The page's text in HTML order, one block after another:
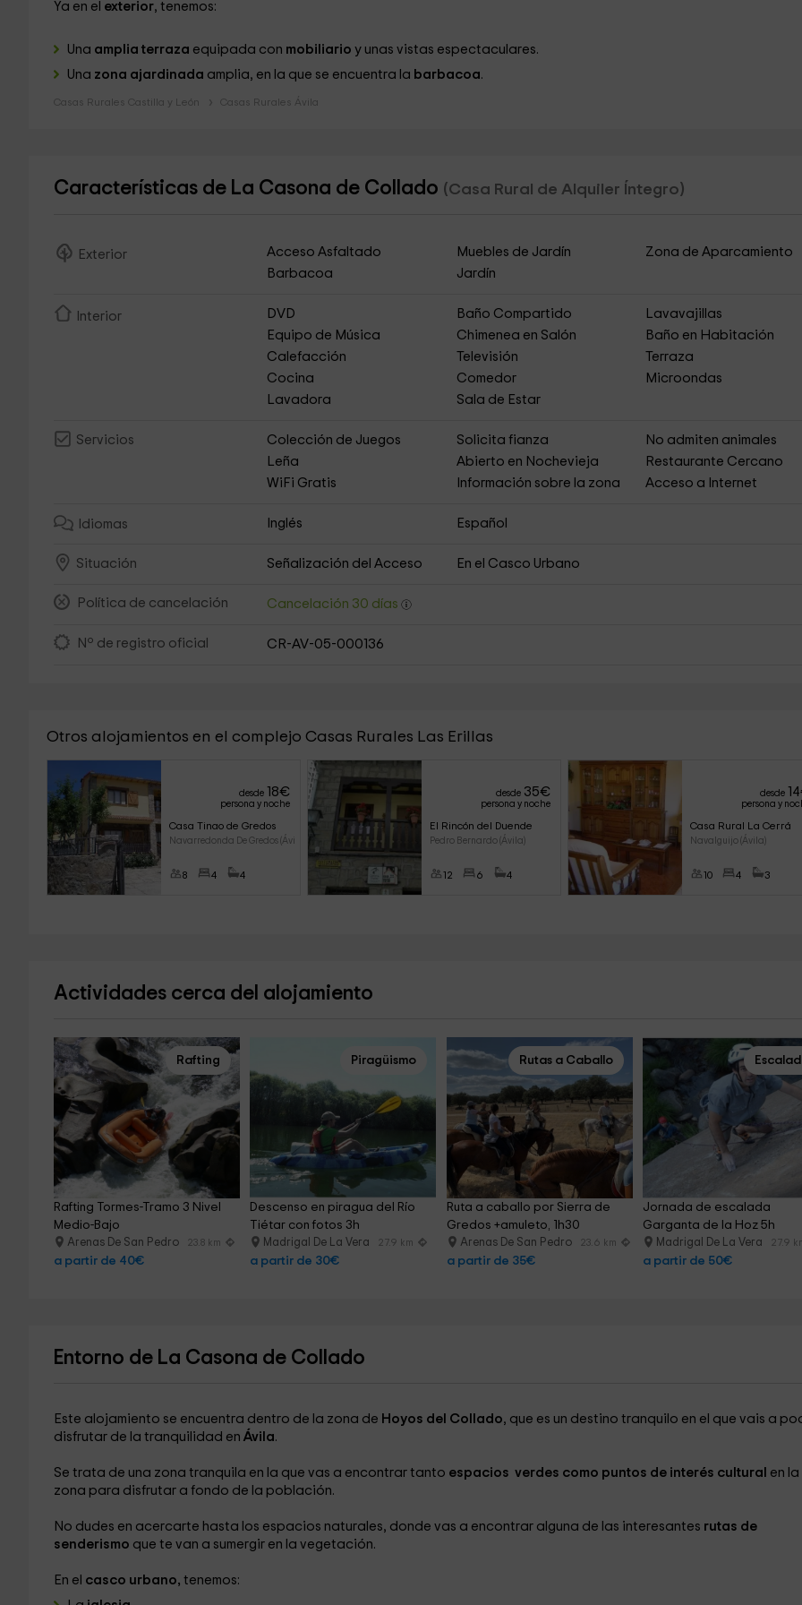
Ya en el exterior, tenemos:
Una amplia terraza equipada con mobiliario y unas vistas espectaculares.
Una zona ajardinada amplia, en la que se encuentra la barbacoa.
Casas Rurales Castilla y León Casas Rurales Ávila
Características de La Casona de Collado (Casa Rural de Alquiler Íntegro)
Exterior Acceso Asfaltado Muebles de Jardín
Zona de Aparcamiento
Barbacoa
Jardín
Interior DVD Baño Compartido
Lavavajillas
Equipo de Música
Chimenea en Salón
Baño en Habitación
Calefacción
Televisión
Terraza
Cocina
Comedor
Microondas
Lavadora
Sala de Estar
Servicios Colección de Juegos Solicita fianza
No admiten animales
Leña
Abierto en Nochevieja
Restaurante Cercano
WiFi Gratis
Información sobre la zona Acceso a Internet
Idiomas Inglés Español
Situación Señalización del Acceso En el Casco Urbano
Política de cancelación Cancelación 30 días
Nº de registro oficial CR-AV-05-000136
Otros alojamientos en el complejo Casas Rurales Las Erillas
desde 18€
persona y noche
Casa Tinao de Gredos
Navarredonda De Gredos (Ávila
8 4 4
desde 35€
persona y noche
El Rincón del Duende
Pedro Bernardo (Ávila)
12 6 4
desde 14
persona y
Casa Rural La Cerrá
Navalguijo (Ávila)
10 4 3
Actividades cerca del alojamiento
Rafting
Rafting Tormes-Tramo 3 Nivel
Medio-Bajo
Arenas De San Pedro 23.8 km
a partir de 40€
Piragüismo
Descenso en piragua del Río
Tiétar con fotos 3h
Madrigal De La Vera 27.9 km
a partir de 30€
Rutas a Caballo
Ruta a caballo por Sierra de
Gredos +amuleto, 1h30
Arenas De San Pedro 23.6 km
a partir de 35€
Jornada de escalada
Garganta de la Hoz 5h
Madrigal De La Vera 27.9
a partir de 50€
Entorno de La Casona de Collado
Este alojamiento se encuentra dentro de la zona de Hoyos del Collado, que es un destino tranquilo en el que vais a
disfrutar de la tranquilidad en Ávila.
Se trata de una zona tranquila en la que vas a encontrar tanto espacios verdes como puntos de interés cultural en la
zona para disfrutar a fondo de la población.
No dudes en acercarte hasta los espacios naturales, donde vas a encontrar alguna de las interesantes rutas de
senderismo que te van a sumergir en la vegetación.
En el casco urbano, tenemos: